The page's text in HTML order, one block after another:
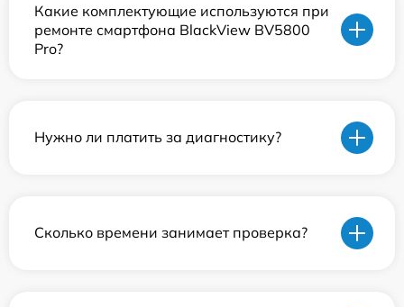
Какие комплектующие используются при
ремонте смартфона BlackView BV5800
Pro?
Нужно ли платить за диагностику?
Сколько времени занимает проверка?